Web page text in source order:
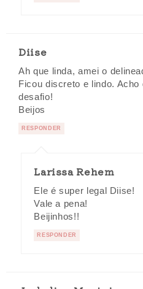
Diise
Ah que linda, amei o
Ficou discreto e lindo.
desafio!
Beijos
RESPONDER
Larissa Rehem
Ele é super legal Diise!
Vale a pena!
Beijinhos!!
RESPONDER